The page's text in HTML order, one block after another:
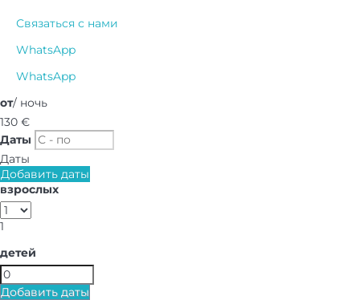
Связаться с нами
WhatsApp
WhatsApp
от/ ночь
130 €
Даты
Даты
Добавить даты
взрослых
1
детей
Добавить даты